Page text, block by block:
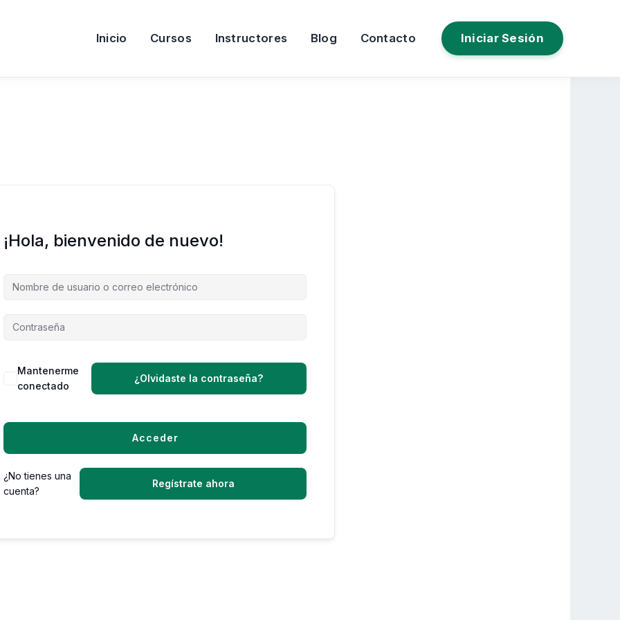
Inicio Cursos Instructores Blog Contacto Iniciar Sesión
¡Hola, bienvenido de nuevo!
Mantenerme
conectado
¿Olvidaste la contraseña?
Acceder
¿No tienes una
cuenta?
Regístrate ahora